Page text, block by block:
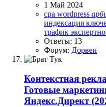
1 Май 2024
cpa wordpress
индексация
трафик
Ответы: 13
Форум: Дорвеи
Контекстная
Готовые
Яндекс.Директ